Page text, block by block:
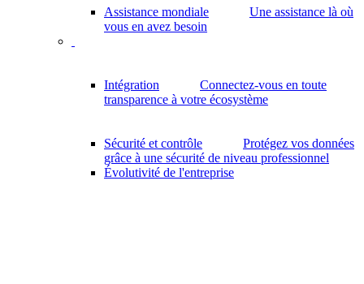
Assistance mondiale
Une assistance là où
vous en avez besoin
Intégration
Connectez-vous en toute
transparence à votre écosystème
Sécurité et contrôle
Protégez vos données
grâce à une sécurité de niveau professionnel
Évolutivité de l'entreprise